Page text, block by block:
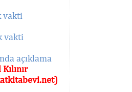
vakti
vakti
açıklama